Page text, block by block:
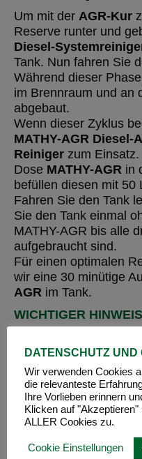
Um mit der AGR-Kur
Reserve runter und
Diesel-
Tank. Nun fahren Sie
Während dieser
im Brennraum und an
abgebaut.
Wenn dieser Zyklus
MATHY-AGR
Reiniger zum
Dose MATHY-AGR in
befüllen diesen mit 50
Fahren Sie den Tank
Sie den Tank einmal
MATHY-AGR bis alle
aufgebraucht sind.
Für einen optimalen
wir eine 30 minütige
AGR im Tank.
WICHTIGER
MATHY-AGRnicht
bereits die
auch dauerhaft
MATHY-AGRnicht
das AGR-Ventil
werden. Wir
DATENSCHUTZ UND
Wir verwenden Cookies
die relevanteste
Ihre Vorlieben erinnern
Klicken auf
ALLER Cookies zu.
Cookie Einstellungen